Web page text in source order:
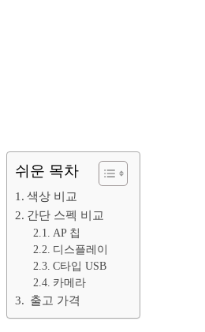
쉬운 목차
색상 비교
간단 스펙 비교
AP 칩
디스플레이
C타입 USB
카메라
출고 가격